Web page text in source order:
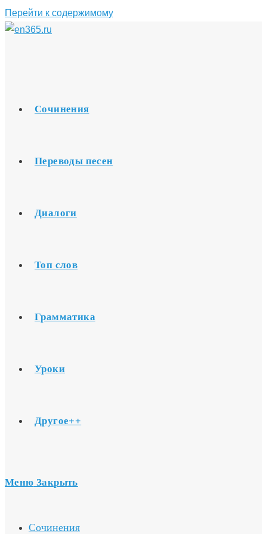
Перейти к содержимому
Сочинения
Переводы песен
Диалоги
Топ слов
Грамматика
Уроки
Другое++
Меню Закрыть
Сочинения